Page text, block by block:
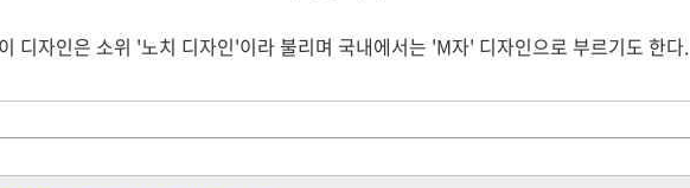
디자인은 소위 '노치 디자인'이라 불리며 국내에서는 'M자' 디자인으로 부르기도 한다.